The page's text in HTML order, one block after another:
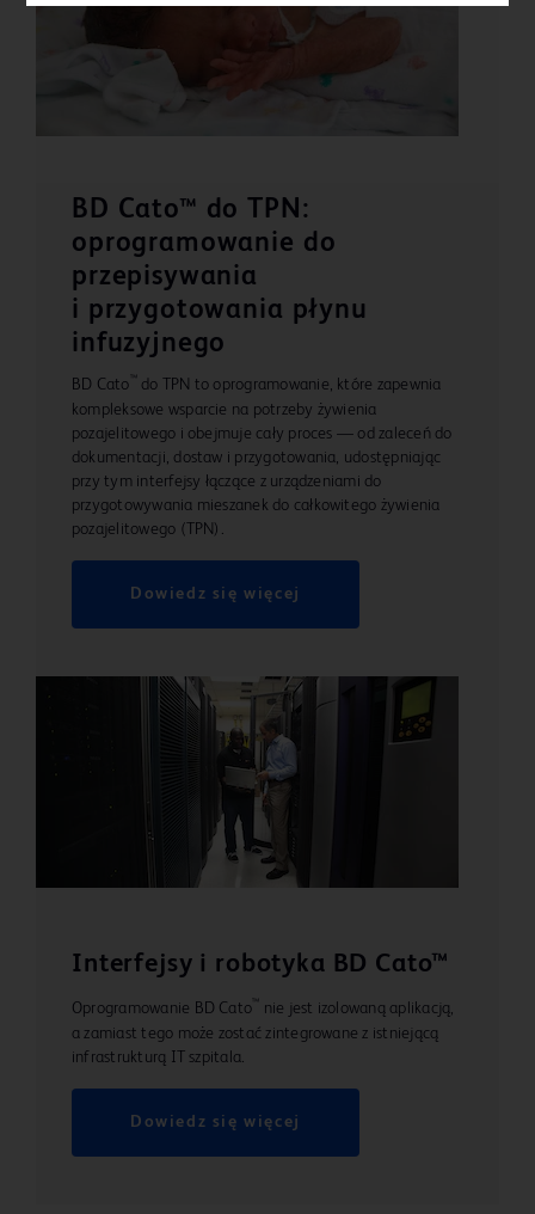
BD Cato™ do TPN:
oprogramowanie do
przepisywania
i przygotowania płynu
infuzyjnego
BD Cato ™ do TPN to oprogramowanie, które zapewnia
kompleksowe wsparcie na potrzeby żywienia
pozajelitowego i obejmuje cały proces — od zaleceń do
dokumentacji, dostaw i przygotowania, udostępniając
przy tym interfejsy łączące z urządzeniami do
przygotowywania mieszanek do całkowitego żywienia
pozajelitowego (TPN).
Dowiedz się więcej
Interfejsy i robotyka BD Cato™
Oprogramowanie BD Cato ™ nie jest izolowaną aplikacją,
a zamiast tego może zostać zintegrowane z istniejącą
infrastrukturą IT szpitala.
Dowiedz się więcej